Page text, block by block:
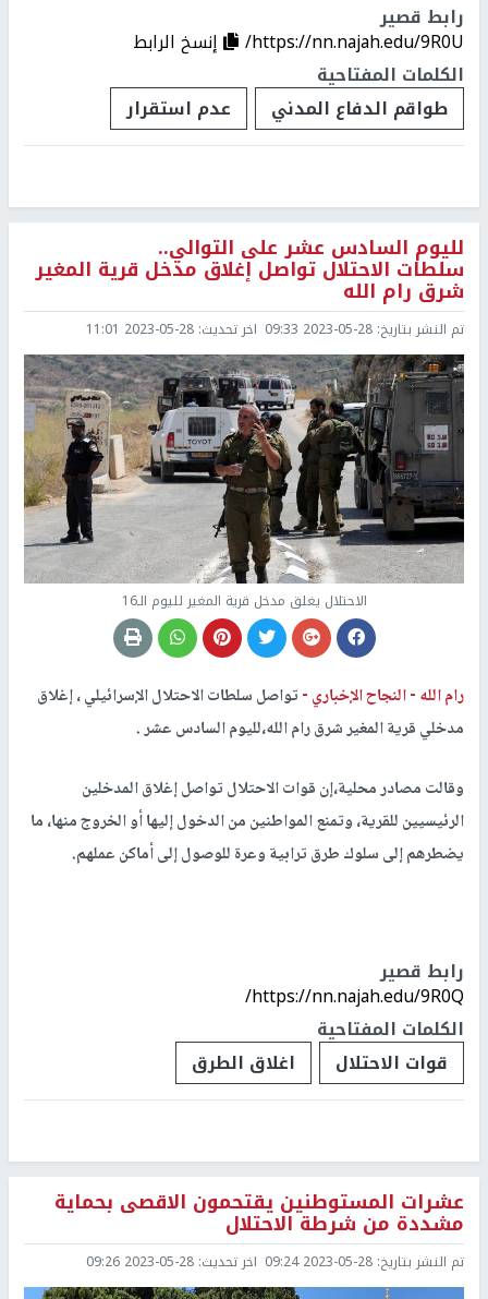
رابط قصير
https://nn.najah.edu/9R0U/
إنسخ الرابط
الكلمات المفتاحية
طواقم الدفاع المدني
عدم استقرار
لليوم السادس عشر على التوالي..
سلطات الاحتلال تواصل إغلاق مدخل قرية المغير
شرق رام الله
تم النشر بتاريخ: 2023-05-28 09:33 اخر تحديث: 2023-05-28 11:01
الاحتلال يغلق مدخل قرية المغير لليوم الـ16
رام الله -النجاح الإخباري -تواصل سلطات الاحتلال الإسرائيلي ، إغلاق
مدخلي قرية المغير شرق رام الله،لليوم السادس عشر .
وقالت مصادر محلية،إن قوات الاحتلال تواصل إغلاق المدخلين
الرئيسيين للقرية، وتمنع المواطنين من الدخول إليها أو الخروج منها، ما
يضطرهم إلى سلوك طرق ترابية وعرة للوصول إلى أماكن عملهم.
رابط قصير
https://nn.najah.edu/9R0Q/
الكلمات المفتاحية
قوات الاحتلال
اغلاق الطرق
عشرات المستوطنين يقتحمون الاقصى بحماية
مشددة من شرطة الاحتلال
تم النشر بتاريخ: 2023-05-28 09:24 اخر تحديث: 2023-05-28 09:26